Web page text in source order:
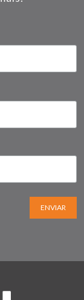
ENVIAR